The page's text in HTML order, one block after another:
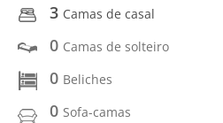
3 Camas de casal
0 Camas de solteiro
0 Beliches
0 Sofa-camas